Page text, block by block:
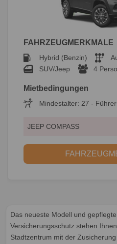
FAHRZEUGMERKMALE
Hybrid (Benzin)
SUV/Jeep
4
Mietbedingungen
Mindestalter: 27 -
JEEP COMPASS
Das neueste Modell und
Versicherungsschutz stehen
Stadtzentrum mit der